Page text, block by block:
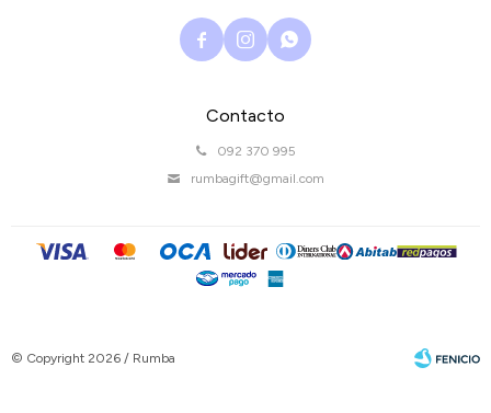
Contacto
092 370 995
rumbagift@gmail.com
  
© Copyright 2026 / Rumba